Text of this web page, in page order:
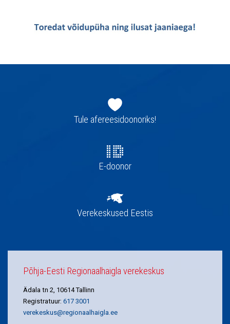
navigatsioonTule afereesidoonoriks!
E-doonor
Verekeskused Eestis
Põhja-Eesti Regionaalhaigla verekeskus
Ädala tn 2, 10614 Tallinn
Registratuur: 617 3001
verekeskus@regionaalhaigla.ee